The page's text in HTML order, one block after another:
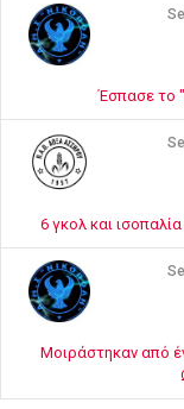
Έσπασε το
6 γκολ και
Μοιράστηκαν από